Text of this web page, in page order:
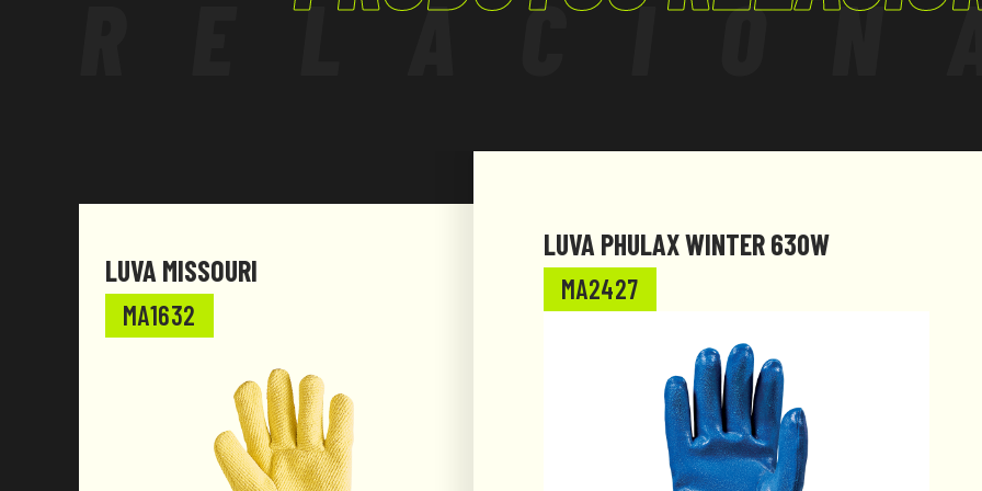
LUVA MISSOURI
MA1632
LUVA PHULAX WINTER 630W
MA2427